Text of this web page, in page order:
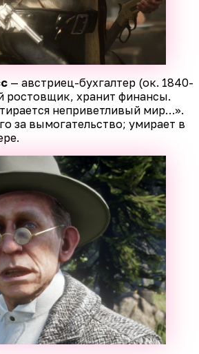
— австриец-бухгалтер (ок. 1840-
ростовщик, хранит финансы.
неприветливый мир…».
за вымогательство; умирает в